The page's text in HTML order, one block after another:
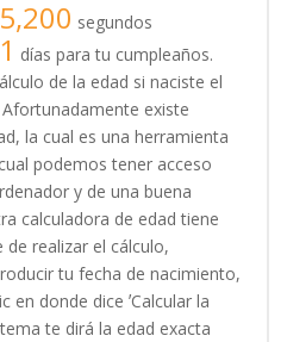
segundos
días para tu cumpleaños.
de la edad si naciste el
existe
la cual es una herramienta
podemos tener acceso
y de una buena
calculadora de edad tiene
realizar el cálculo,
tu fecha de nacimiento,
en donde dice ʼCalcular la
te dirá la edad exacta